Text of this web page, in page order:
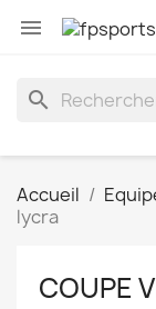

search
Accueil
lycra
COUPE